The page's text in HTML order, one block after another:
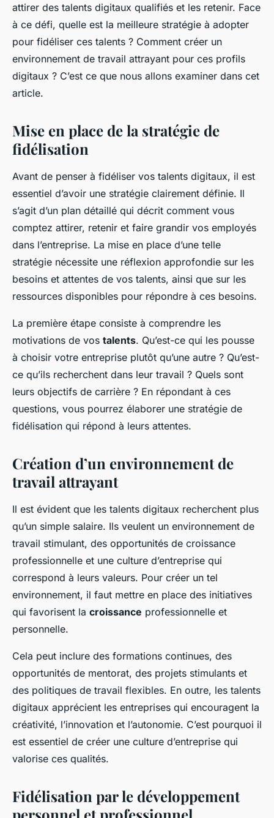
attirer des talents digitaux qualifiés et les retenir. Face
à ce défi, quelle est la meilleure stratégie à adopter
pour fidéliser ces talents ? Comment créer un
environnement de travail attrayant pour ces profils
digitaux ? C’est ce que nous allons examiner dans cet
article.
Mise en place de la stratégie de
fidélisation
Avant de penser à fidéliser vos talents digitaux, il est
essentiel d’avoir une stratégie clairement définie. Il
s’agit d’un plan détaillé qui décrit comment vous
comptez attirer, retenir et faire grandir vos employés
dans l’entreprise. La mise en place d’une telle
stratégie nécessite une réflexion approfondie sur les
besoins et attentes de vos talents, ainsi que sur les
ressources disponibles pour répondre à ces besoins.
La première étape consiste à comprendre les
motivations de vos talents. Qu’est-ce qui les pousse
à choisir votre entreprise plutôt qu’une autre ? Qu’est-
ce qu’ils recherchent dans leur travail ? Quels sont
leurs objectifs de carrière ? En répondant à ces
questions, vous pourrez élaborer une stratégie de
fidélisation qui répond à leurs attentes.
Création d’un environnement de
travail attrayant
Il est évident que les talents digitaux recherchent plus
qu’un simple salaire. Ils veulent un environnement de
travail stimulant, des opportunités de croissance
professionnelle et une culture d’entreprise qui
correspond à leurs valeurs. Pour créer un tel
environnement, il faut mettre en place des initiatives
qui favorisent la croissance professionnelle et
personnelle.
Cela peut inclure des formations continues, des
opportunités de mentorat, des projets stimulants et
des politiques de travail flexibles. En outre, les talents
digitaux apprécient les entreprises qui encouragent la
créativité, l’innovation et l’autonomie. C’est pourquoi il
est essentiel de créer une culture d’entreprise qui
valorise ces qualités.
Fidélisation par le développement